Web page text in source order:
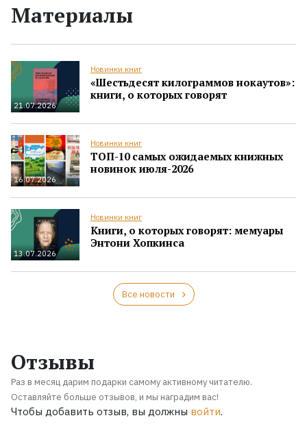
Материалы
21.07.2026
Новинки книг
«Шестьдесят килограммов нокаутов»:
книги, о которых говорят
16.07.2026
Новинки книг
ТОП-10 самых ожидаемых книжных
новинок июля-2026
13.07.2026
Новинки книг
Книги, о которых говорят: мемуары
Энтони Хопкинса
Все новости
Отзывы
Раз в месяц дарим подарки самому активному читателю.
Оставляйте больше отзывов, и мы наградим вас!
Чтобы добавить отзыв, вы должны войти.